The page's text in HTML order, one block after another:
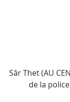
Sâr Thet (AU
de la